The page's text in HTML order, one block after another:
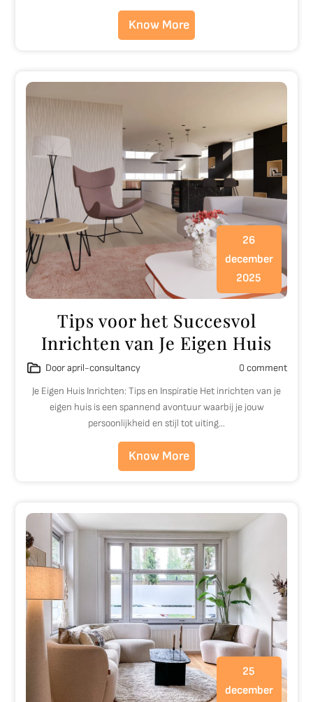
Know More
26
december
2025
Tips voor het Succesvol
Inrichten van Je Eigen Huis
Door april-consultancy
0 comment
Je Eigen Huis Inrichten: Tips en Inspiratie Het inrichten van je
eigen huis is een spannend avontuur waarbij je jouw
persoonlijkheid en stijl tot uiting…
Know More
25
december